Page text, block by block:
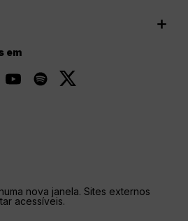
em
nova janela. Sites externos
acessíveis.